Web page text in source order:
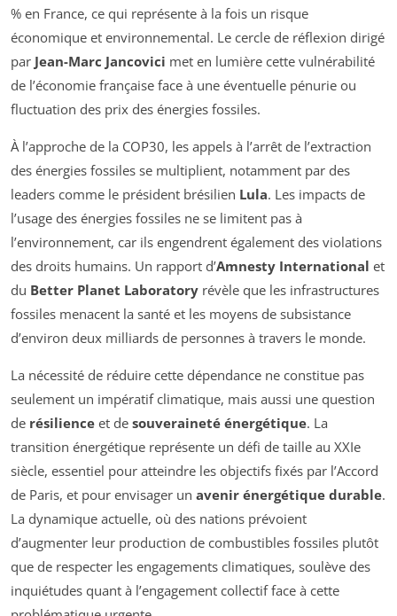
% en France, ce qui représente à la fois un risque
économique et environnemental. Le cercle de réflexion dirigé
par Jean-Marc Jancovici met en lumière cette vulnérabilité
de l’économie française face à une éventuelle pénurie ou
fluctuation des prix des énergies fossiles.
À l’approche de la COP30, les appels à l’arrêt de l’extraction
des énergies fossiles se multiplient, notamment par des
leaders comme le président brésilien Lula. Les impacts de
l’usage des énergies fossiles ne se limitent pas à
l’environnement, car ils engendrent également des violations
des droits humains. Un rapport d’Amnesty International et
du Better Planet Laboratory révèle que les infrastructures
fossiles menacent la santé et les moyens de subsistance
d’environ deux milliards de personnes à travers le monde.
La nécessité de réduire cette dépendance ne constitue pas
seulement un impératif climatique, mais aussi une question
de résilience et de souveraineté énergétique. La
transition énergétique représente un défi de taille au XXIe
siècle, essentiel pour atteindre les objectifs fixés par l’Accord
de Paris, et pour envisager un avenir énergétique durable.
La dynamique actuelle, où des nations prévoient
d’augmenter leur production de combustibles fossiles plutôt
que de respecter les engagements climatiques, soulève des
inquiétudes quant à l’engagement collectif face à cette